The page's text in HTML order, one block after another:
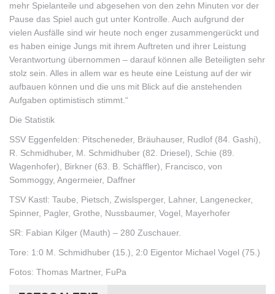
mehr Spielanteile und abgesehen von den zehn Minuten vor der
Pause das Spiel auch gut unter Kontrolle. Auch aufgrund der
vielen Ausfälle sind wir heute noch enger zusammengerückt und
es haben einige Jungs mit ihrem Auftreten und ihrer Leistung
Verantwortung übernommen – darauf können alle Beteiligten sehr
stolz sein. Alles in allem war es heute eine Leistung auf der wir
aufbauen können und die uns mit Blick auf die anstehenden
Aufgaben optimistisch stimmt.“
Die Statistik
SSV Eggenfelden: Pitscheneder, Bräuhauser, Rudlof (84. Gashi),
R. Schmidhuber, M. Schmidhuber (82. Driesel), Schie (89.
Wagenhofer), Birkner (63. B. Schäffler), Francisco, von
Sommoggy, Angermeier, Daffner
TSV Kastl: Taube, Pietsch, Zwislsperger, Lahner, Langenecker,
Spinner, Pagler, Grothe, Nussbaumer, Vogel, Mayerhofer
SR: Fabian Kilger (Mauth) – 280 Zuschauer.
Tore: 1:0 M. Schmidhuber (15.), 2:0 Eigentor Michael Vogel (75.)
Fotos: Thomas Martner, FuPa